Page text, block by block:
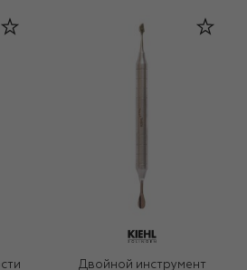
Двойной инструмент